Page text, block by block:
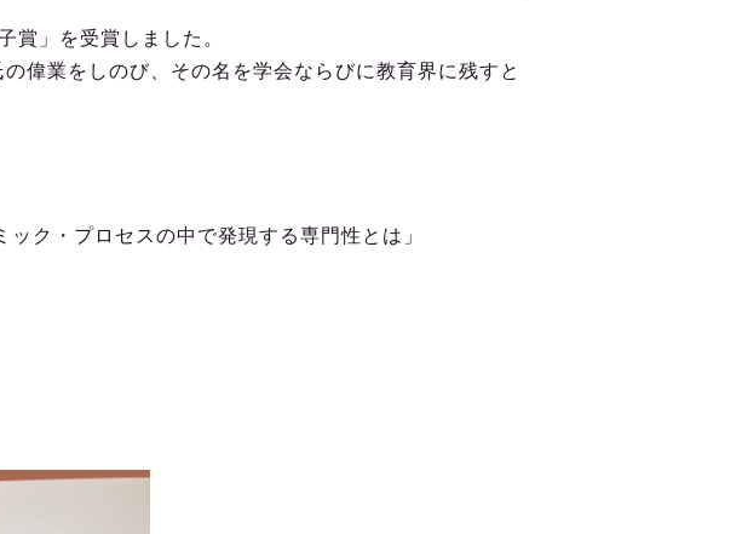
賞」を受賞しました。
偉業をしのび、その名を学会ならびに教育界に残すと
ク・プロセスの中で発現する専門性とは」